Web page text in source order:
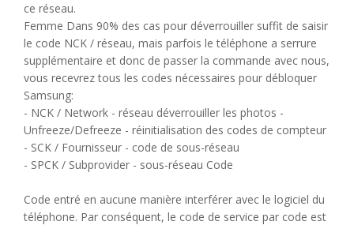
ce réseau.
Femme Dans 90% des cas pour déverrouiller suffit de saisir
le code NCK / réseau, mais parfois le téléphone a serrure
supplémentaire et donc de passer la commande avec nous,
vous recevrez tous les codes nécessaires pour débloquer
Samsung:
- NCK / Network - réseau déverrouiller les photos -
Unfreeze/Defreeze - réinitialisation des codes de compteur
- SCK / Fournisseur - code de sous-réseau
- SPCK / Subprovider - sous-réseau Code
Code entré en aucune manière interférer avec le logiciel du
téléphone. Par conséquent, le code de service par code est